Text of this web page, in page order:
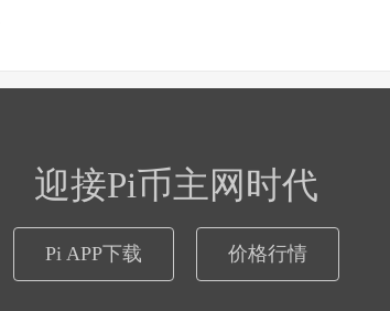
迎接Pi币主网时代
Pi APP下载 价格行情